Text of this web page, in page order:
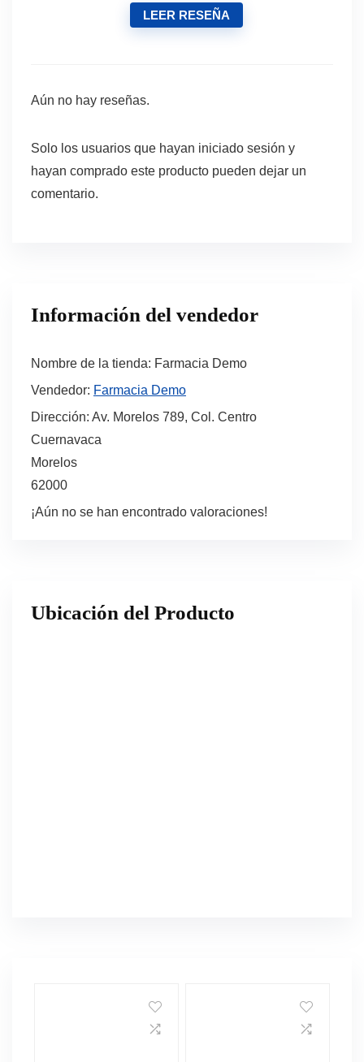
LEER RESEÑA
Aún no hay reseñas.
Solo los usuarios que hayan iniciado sesión y
hayan comprado este producto pueden dejar un
comentario.
Información del vendedor
Nombre de la tienda: Farmacia Demo
Vendedor: Farmacia Demo
Dirección: Av. Morelos 789, Col. Centro
Cuernavaca
Morelos
62000
¡Aún no se han encontrado valoraciones!
Ubicación del Producto